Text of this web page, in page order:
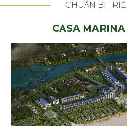
CHUẨN BỊ
CASA MARINA